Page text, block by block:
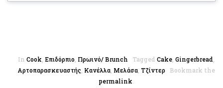
In Cook Επιδόρπιο, Πρωινό/ Brunch Tagged Cake, Gingerbread
Αρτοπαρασκευαστής, Κανέλλα, Μελάσα, ΤζίντερBookmark the
permalink